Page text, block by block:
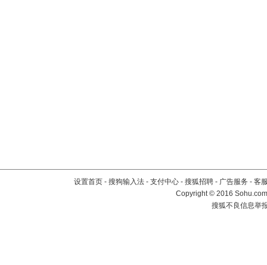
设置首页 - 搜狗输入法 - 支付中心 - 搜狐招聘 - 广告服务 - 客
Copyright©2016
搜狐不良信息举